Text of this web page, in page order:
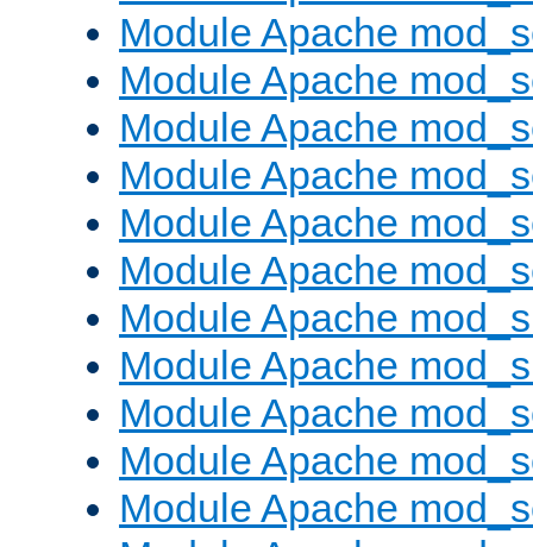
Module Apache
Module Apache
Module Apache
Module Apache
Module Apache
Module Apache
Module Apache
Module Apache
Module Apache
Module Apache
Module Apache